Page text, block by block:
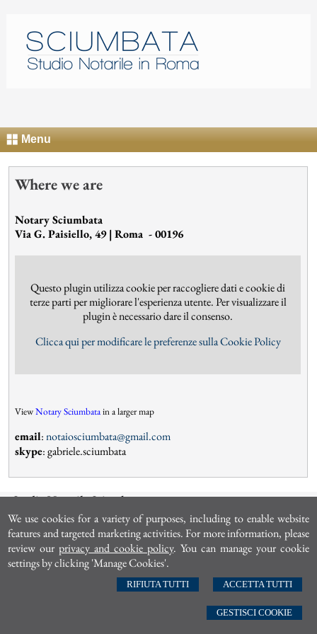
We use cookies for a variety of purposes, including to enable website
features and targeted marketing activities. For more information, please
review ourprivacy and cookie policy. You can manage your cookie
settings by clicking 'Manage Cookies'.
ACCETTA TUTTI
RIFIUTA TUTTI
GESTISCI COOKIE
Menu
Where we are
Notary Sciumbata
Via G. Paisiello, 49 | Roma - 00196
Questo plugin utilizza cookie per raccogliere dati e cookie di
terze parti per migliorare l'esperienza utente. Per visualizzare il
plugin è necessario dare il consenso.
Clicca qui per modificare le preferenze sulla Cookie Policy
ViewNotary Sciumbatain a larger map
email:notaiosciumbata@gmail.com
skype: gabriele.sciumbata
Studio Notarile Sciumbata
Roma |Via Giovanni Paisiello 49 | T. 063211811
notaiosciumbata@gmail.com
© 2026 Copyright Studio Notarile Sciumbata. All rights reserved | P.IVA 09105011002 |
Privacy- Gestisci Cookie-